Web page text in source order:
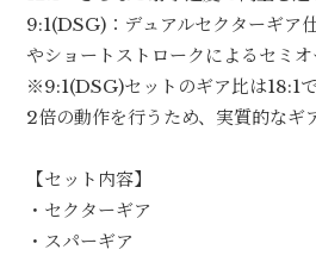
9:1(DSG)：デュアルセクターギア
やショートストロークによるセミオ
※9:1(DSG)セットのギア比は18:1
2倍の動作を行うため、実質的なギ
【セット内容】
・セクターギア
・スパーギア